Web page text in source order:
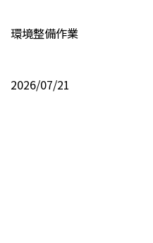
環境整備作業
2026/07/21